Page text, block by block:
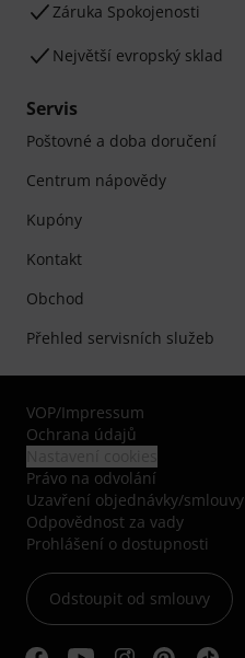
Záruka Spokojenosti
Největší evropský sklad
Servis
Poštovné a doba doručení
Centrum nápovědy
Kupóny
Kontakt
Obchod
Přehled servisních služeb
VOP/Impressum
Ochrana údajů
Právo na odvolání
Uzavření objednávky/smlouvy
Odpovědnost za vady
Prohlášení o dostupnosti
Odstoupit od smlouvy